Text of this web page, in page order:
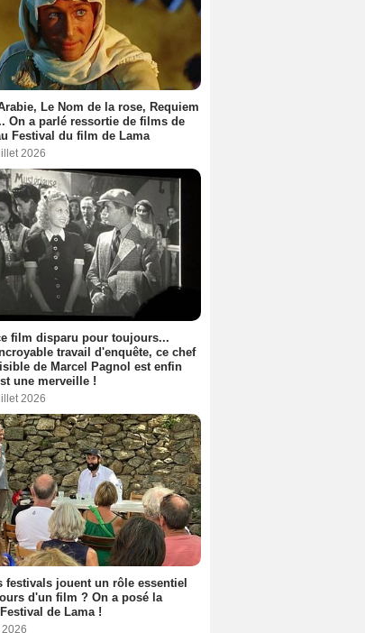
Le Nom de la rose, Requiem
On a parlé ressortie de films de
Festival du film de Lama
2026
film disparu pour toujours...
travail d'enquête, ce chef
de Marcel Pagnol est enfin
une merveille !
2026
festivals jouent un rôle essentiel
d'un film ? On a posé la
de Lama !